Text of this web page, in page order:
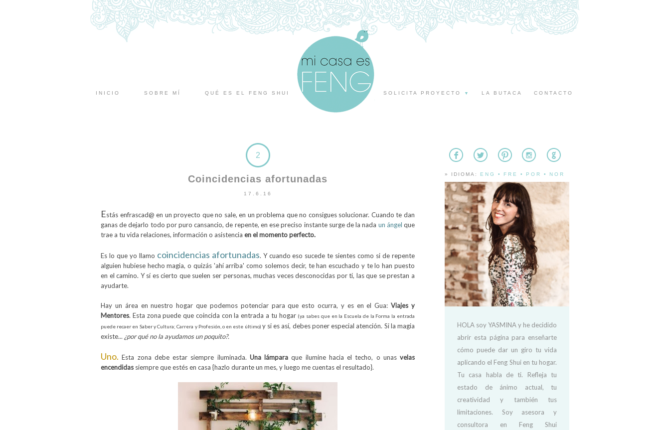
INICIO SOBRE MÍ QUÉ ES EL FENG SHUI SOLICITA PROYECTO ▼ LA BUTACA CONTACTO
2
Coincidencias afortunadas
17.6.16
Estás enfrascad@ en un proyecto que no sale, en un problema que no consigues solucionar. Cuando te dan
ganas de dejarlo todo por puro cansancio, de repente, en ese preciso instante surge de la nada un ángelque
trae a tu vida relaciones, información o asistencia en el momento perfecto.
Es lo que yo llamo coincidencias afortunadas. Y cuando eso sucede te sientes como si de repente
alguien hubiese hecho magia, o quizás 'ahí arriba' como solemos decir, te han escuchado y te lo han puesto
en el camino. Y sí es cierto que suelen ser personas, muchas veces desconocidas por ti, las que se prestan a
ayudarte.
Hay un área en nuestro hogar que podemos potenciar para que esto ocurra, y es en el Gua:Viajes y
Mentores. Esta zona puede que coincida con la entrada a tu hogar (ya sabes que en la Escuela de la Forma la entrada
puede recaer en Saber y Cultura; Carrera y Profesión, o en este último) y si es así, debes poner especial atención. Si la magia
existe... ¿por qué no la ayudamos un poquito?.
Uno. Esta zona debe estar siempre iluminada. Una lámpara que ilumine hacia el techo, o unas velas
encendidas siempre que estés en casa {hazlo durante un mes, y luego me cuentas el resultado}.
» IDIOMA: ENG • FRE • POR • NOR
HOLA soy YASMINA y he decidido
abrir esta página para enseñarte
cómo puede dar un giro tu vida
aplicando el Feng Shui en tu hogar.
Tu casa habla de ti. Refleja tu
estado de ánimo actual, tu
creatividad y también tus
limitaciones. Soy asesora y
consultora en Feng Shui